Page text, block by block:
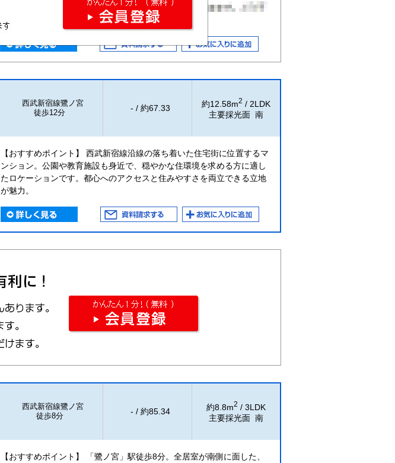
西武新宿線鷺ノ宮
徒歩12分
- / 約67.33 約12.58m2 / 2LDK
主要採光面 南
【おすすめポイント】 西武新宿線沿線の落ち着いた住宅街に位置するマ
ンション。公園や教育施設も身近で、穏やかな住環境を求める方に適し
たロケーションです。都心へのアクセスと住みやすさを両立できる立地
が魅力。
西武新宿線鷺ノ宮
徒歩8分
- / 約85.34 約8.8m2 / 3LDK
主要採光面 南
【おすすめポイント】 「鷺ノ宮」駅徒歩8分。全居室が南側に面した、